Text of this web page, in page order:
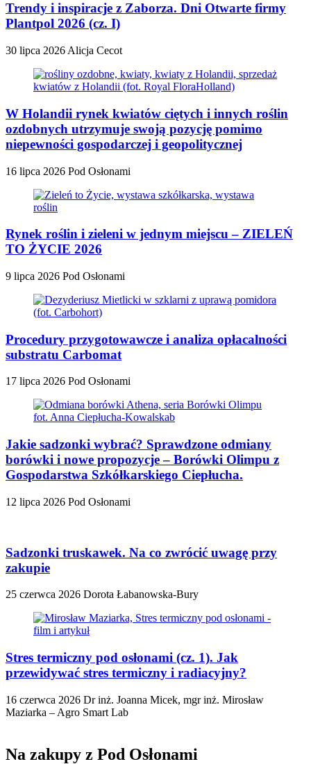
Trendy i inspiracje z Zaborza. Dni Otwarte firmy
Plantpol 2026 (cz. I)
30 lipca 2026 Alicja Cecot
W Holandii rynek kwiatów ciętych i innych roślin
ozdobnych utrzymuje swoją pozycję pomimo
niepewności gospodarczej i geopolitycznej
16 lipca 2026 Pod Osłonami
Rynek roślin i zieleni w jednym miejscu – ZIELEŃ
TO ŻYCIE 2026
9 lipca 2026 Pod Osłonami
Procedury przygotowawcze i analiza opłacalności
substratu Carbomat
17 lipca 2026 Pod Osłonami
Jakie sadzonki wybrać? Sprawdzone odmiany
borówki i nowe propozycje – Borówki Olimpu z
Gospodarstwa Szkółkarskiego Ciepłucha.
12 lipca 2026 Pod Osłonami
Sadzonki truskawek. Na co zwrócić uwagę przy
zakupie
25 czerwca 2026 Dorota Łabanowska-Bury
Stres termiczny pod osłonami (cz. 1). Jak
przewidywać stres termiczny i radiacyjny?
16 czerwca 2026 Dr inż. Joanna Micek, mgr inż. Mirosław
Maziarka – Agro Smart Lab
Na zakupy z Pod Osłonami